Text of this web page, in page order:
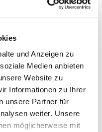
und Anzeigen zu
Medien anbieten
Website zu
Informationen zu Ihrer
unsere Partner für
weiter. Unsere
möglicherweise mit
ESSEN & TRINKEN
& SHOPPEN
& GELD